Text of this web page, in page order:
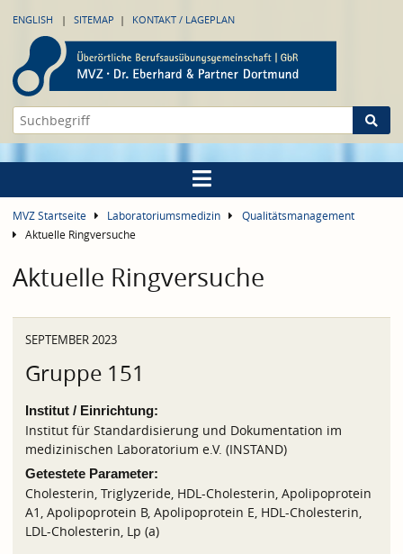
ENGLISH SITEMAP KONTAKT / LAGEPLAN
MVZ Startseite Laboratoriumsmedizin
Qualitätsmanagement
Aktuelle Ringversuche
Aktuelle Ringversuche
SEPTEMBER 2023
Gruppe 151
Institut / Einrichtung:
Institut für Standardisierung und Dokumentation im
medizinischen Laboratorium e.V. (INSTAND)
Getestete Parameter:
Cholesterin, Triglyzeride, HDL-Cholesterin, Apolipoprotein
A1, Apolipoprotein B, Apolipoprotein E, HDL-Cholesterin,
LDL-Cholesterin, Lp (a)